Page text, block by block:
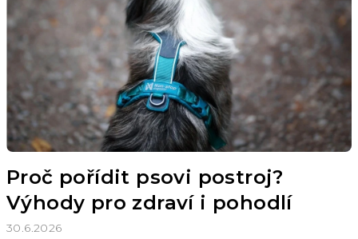
s
č
l
á
n
k
ů
Proč pořídit psovi postroj?
Výhody pro zdraví i pohodlí
30.6.2026